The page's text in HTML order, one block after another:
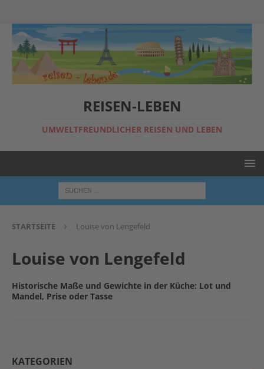
REISEN-LEBEN
UMWELTFREUNDLICHER REISEN UND LEBEN
STARTSEITE Louise von Lengefeld
Louise von Lengefeld
Historische Maße und Gewichte in der Küche: Lot und
Mandel, Prise oder Tasse
KATEGORIEN